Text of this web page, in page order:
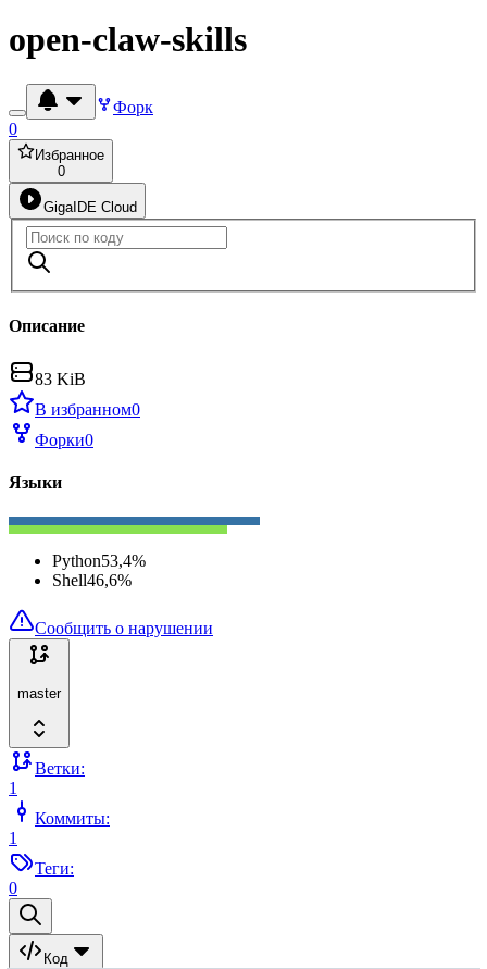
open-claw-skills
Форк
0
Избранное
0
GigaIDE Cloud
Описание
83 KiB
В избранном0
Форки0
Языки
Python53,4%
Shell46,6%
Сообщить о нарушении
master
Ветки:
1
Коммиты:
1
Теги:
0
Код